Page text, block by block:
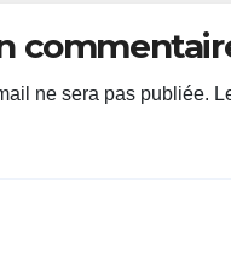
ne sera pas publiée.